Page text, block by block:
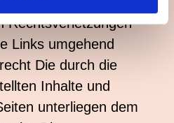
Rechtsverletzungen
Links umgehend
Die durch die
Inhalte und
unterliegen dem